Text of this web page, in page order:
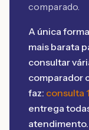
comparado.
A única
mais barata
consultar
comparador
faz: consulta
entrega
atendimento.